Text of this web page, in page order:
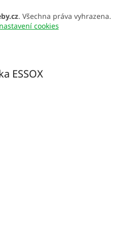
. Všechna práva vyhrazena.
cookies
ESSOX